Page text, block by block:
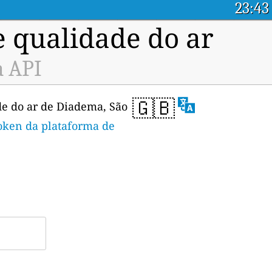
23:43
qualidade do ar
API
🇬🇧
do ar de Diadema, São
da plataforma de